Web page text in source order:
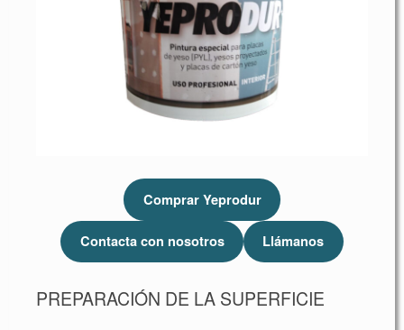
Comprar Yeprodur
Contacta con nosotros Llámanos
PREPARACIÓN DE LA SUPERFICIE